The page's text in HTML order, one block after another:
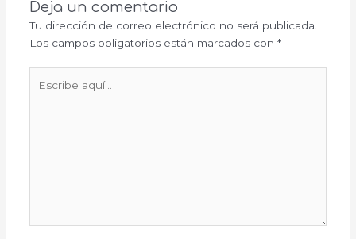
Deja un comentario
Tu dirección de correo electrónico no será publicada.
Los campos obligatorios están marcados con *
aquí...